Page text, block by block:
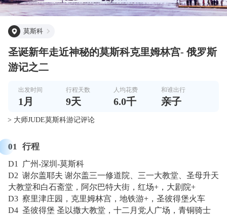
莫斯科
圣诞新年走近神秘的莫斯科克里姆林宫- 俄罗斯
游记之二
出发时间
1 月
行程天数
9天
人均花费
6.0千
和谁出行
亲子
> 大师JUDE莫斯科游记评论
01 行程
D1 广州-深圳-莫斯科
D2 谢尔盖耶夫 谢尔盖三一修道院、三一大教堂、圣母升天
大教堂和白石斋堂，阿尔巴特大街，红场+，大剧院+
D3 察里津庄园，克里姆林宫，地铁游+，圣彼得堡火车
D4 圣彼得堡 圣以撒大教堂，十二月党人广场，青铜骑士